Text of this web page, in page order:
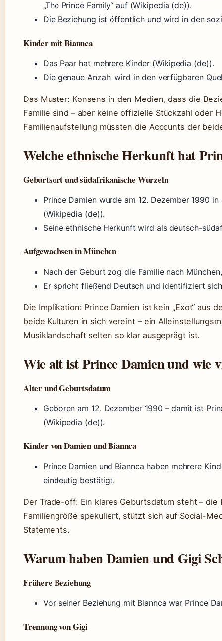
„The Prince Family“ auf (Wikipedia (de)).
Die Beziehung ist öffentlich und wird in den
Kinder mit Biannca
Das Paar hat mehrere Kinder (Wikipedia (de)).
Die genaue Anzahl wird in den verfügbaren
Das Muster: Konsens in den Medien, dass die
Familie sind – aber keine offizielle Stückzahl oder
Familienaufstellung müssten die Accounts der
Welche ethnische Herkunft hat
Geburtsort und südafrikanische Wurzeln
Prince Damien wurde am 12. Dezember 1990
(Wikipedia (de)).
Seine ethnische Herkunft wird als deutsch-
Aufgewachsen in München
Nach der Geburt zog die Familie nach
Er spricht fließend Deutsch und identifiziert
Die Implikation: Prince Damien ist kein „Exot“ aus
beide Kulturen in sich vereint – ein
Musiklandschaft selten so klar ausgeprägt ist.
Wie alt ist Prince Damien und wie
Alter und Geburtsdatum
Geboren am 12. Dezember 1990 – damit ist
(Wikipedia (de)).
Kinder von Damien und Biannca
Prince Damien und Biannca haben mehrere
eindeutig bestätigt.
Der Trade-off: Ein klares Geburtsdatum steht –
Familiengröße spekuliert, stützt sich auf Social-
Statements.
Warum haben Damien und Gigi
Frühere Beziehung
Vor seiner Beziehung mit Biannca war Prince
Trennung von Gigi